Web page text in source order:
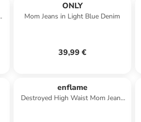
ONLY
Mom Jeans in Light Blue Denim
39,99 €
enflame
Destroyed High Waist Mom Jeans